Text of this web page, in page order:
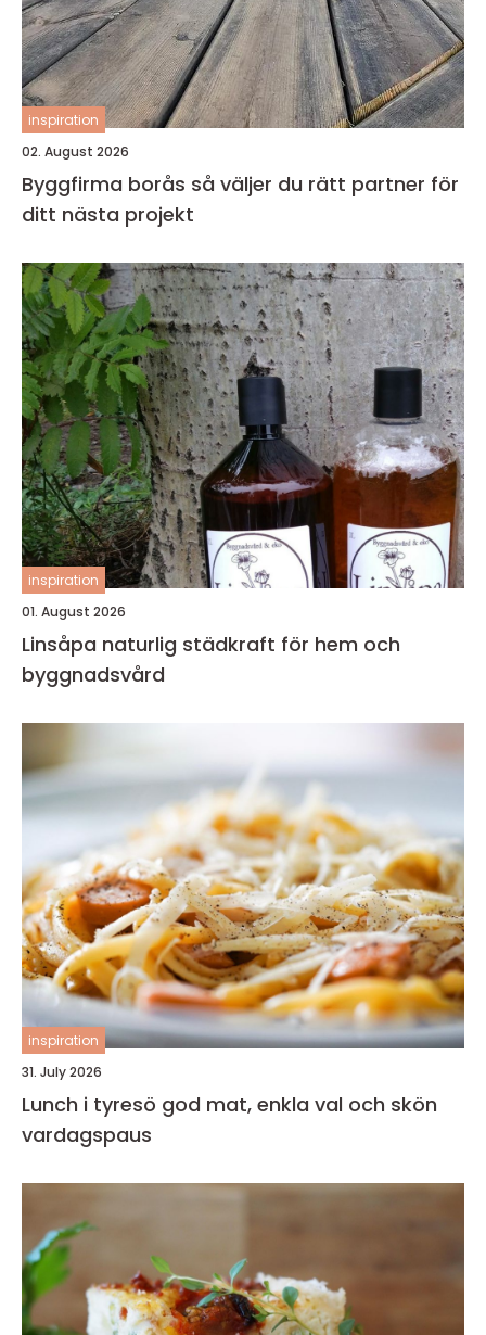
inspiration
02. August 2026
Byggfirma borås så väljer du rätt partner för
ditt nästa projekt
inspiration
01. August 2026
Linsåpa naturlig städkraft för hem och
byggnadsvård
inspiration
31. July 2026
Lunch i tyresö god mat, enkla val och skön
vardagspaus